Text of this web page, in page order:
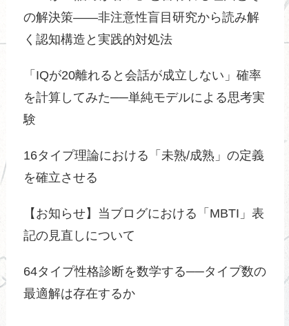
の解決策――非注意性盲目研究から読み解
く認知構造と実践的対処法
「IQが20離れると会話が成立しない」確率
を計算してみた──単純モデルによる思考実
験
16タイプ理論における「未熟/成熟」の定義
を確立させる
【お知らせ】当ブログにおける「MBTI」表
記の見直しについて
64タイプ性格診断を数学する──タイプ数の
最適解は存在するか